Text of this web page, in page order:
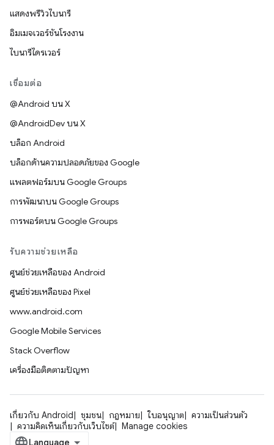
แสดงพรีวิวไบนารี
อิมเมจเวอร์ชันโรงงาน
ไบนารีไดรเวอร์
เชื่อมต่อ
@Android บน X
@AndroidDev บน X
บล็อก Android
บล็อกด้านความปลอดภัยของ Google
แพลตฟอร์มบน Google Groups
การพัฒนาบน Google Groups
การพอร์ตบน Google Groups
รับความช่วยเหลือ
ศูนย์ช่วยเหลือของ Android
ศูนย์ช่วยเหลือของ Pixel
www.android.com
Google Mobile Services
Stack Overflow
เครื่องมือติดตามปัญหา
เกี่ยวกับ Android ชุมชน กฎหมาย ใบอนุญาต
ความเป็นส่วนตัว
ความคิดเห็นเกี่ยวกับเว็บไซต์
Manage cookies